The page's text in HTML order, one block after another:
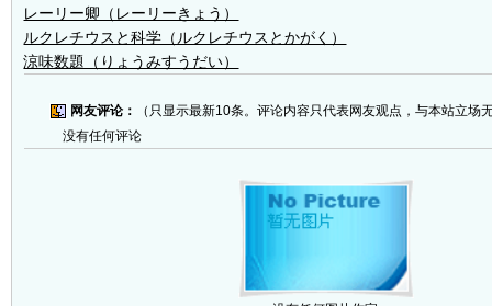
レーリー卿（レーリーきょう）
ルクレチウスと科学（ルクレチウスとかがく）
涼味数題（りょうみすうだい）
网友评论：
（只显示最新10条。评论内容只代表网友观点，与本站立场
没有任何评论